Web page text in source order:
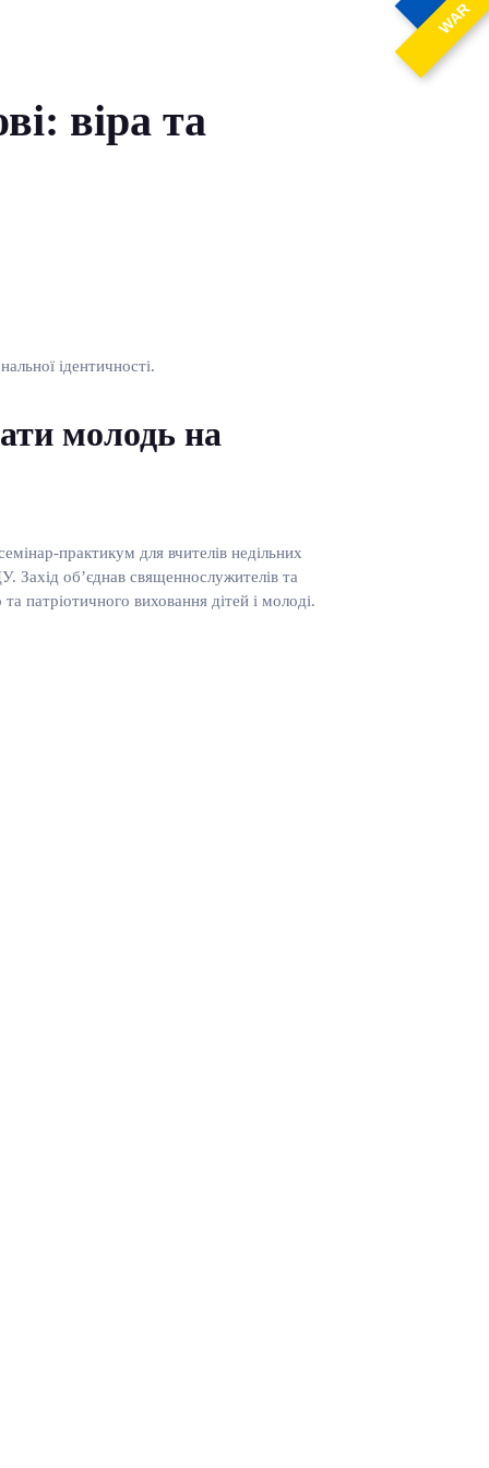
WAR
віра та
ідентичності.
молодь на
практикум для вчителів недільних
Захід об’єднав священнослужителів та
патріотичного виховання дітей і молоді.